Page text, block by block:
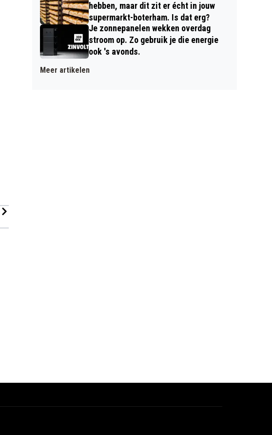
hebben, maar dit zit er écht in jouw
supermarkt-boterham. Is dat erg?
Je zonnepanelen wekken overdag
stroom op. Zo gebruik je die energie
ook 's avonds.
Meer artikelen